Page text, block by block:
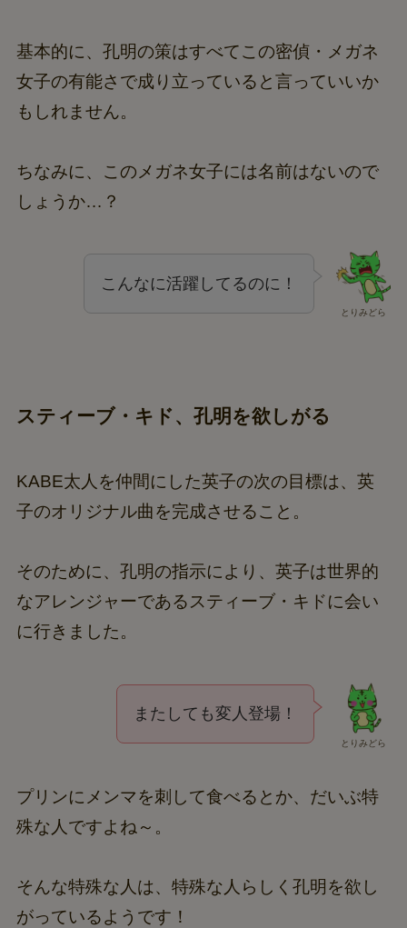
基本的に、孔明の策はすべてこの密偵・メガネ
女子の有能さで成り立っていると言っていいか
もしれません。
ちなみに、このメガネ女子には名前はないので
しょうか…？
とりみどら
こんなに活躍してるのに！
スティーブ・キド、孔明を欲しがる
KABE太人を仲間にした英子の次の目標は、英
子のオリジナル曲を完成させること。
そのために、孔明の指示により、英子は世界的
なアレンジャーであるスティーブ・キドに会い
に行きました。
とりみどら
またしても変人登場！
プリンにメンマを刺して食べるとか、だいぶ特
殊な人ですよね～。
そんな特殊な人は、特殊な人らしく孔明を欲し
がっているようです！